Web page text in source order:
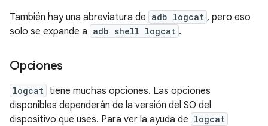
También hay una abreviatura de adb logcat , pero eso
solo se expande a adb shell logcat .
Opciones
logcat tiene muchas opciones. Las opciones
disponibles dependerán de la versión del SO del
dispositivo que uses. Para ver la ayuda de logcat